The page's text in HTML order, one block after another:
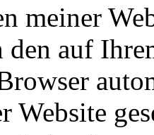
meiner
den auf
Website